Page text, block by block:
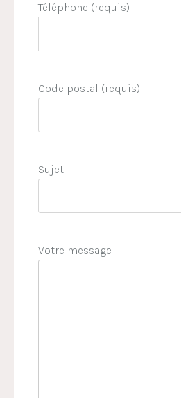
Téléphone (requis)
Code postal (requis)
Sujet
Votre message